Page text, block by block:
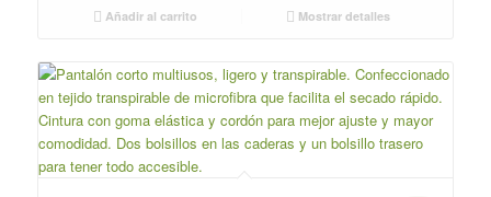
original
8,95 €.
actual
6,95 €.
Añadir al carrito Mostrar detalles